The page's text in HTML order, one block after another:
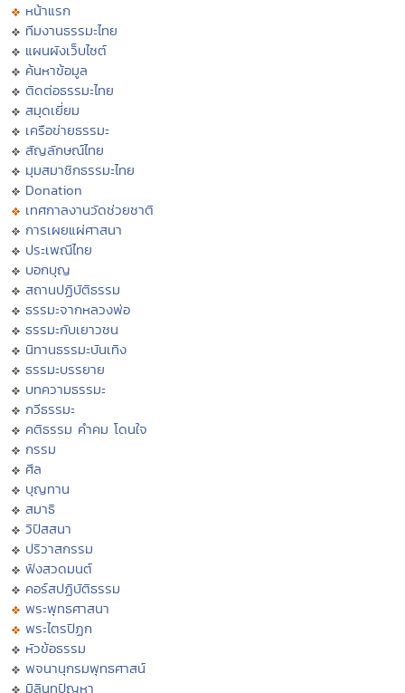
หน้าแรก
ทีมงานธรรมะไทย
แผนผังเว็บไซต์
ค้นหาข้อมูล
ติดต่อธรรมะไทย
สมุดเยี่ยม
เครือข่ายธรรมะ
สัญลักษณ์ไทย
มุมสมาชิกธรรมะไทย
Donation
เทศกาลงานวัดช่วยชาติ
การเผยแผ่ศาสนา
ประเพณีไทย
บอกบุญ
สถานปฏิบัติธรรม
ธรรมะจากหลวงพ่อ
ธรรมะกับเยาวชน
นิทานธรรมะบันเทิง
ธรรมะบรรยาย
บทความธรรมะ
กวีธรรมะ
คติธรรม คำคม โดนใจ
กรรม
ศีล
บุญทาน
สมาธิ
วิปัสสนา
ปริวาสกรรม
ฟังสวดมนต์
คอร์สปฏิบัติธรรม
พระพุทธศาสนา
พระไตรปิฏก
หัวข้อธรรม
พจนานุกรมพุทธศาสน์
มิลินทปัญหา